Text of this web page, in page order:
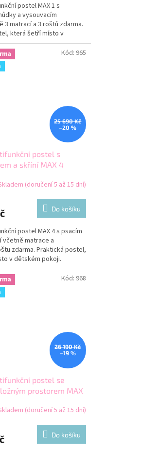
postel MAX 1 s
a vysouvacím
3 matrací a 3 roštů zdarma.
která šetří místo v
25 690 Kč
–20 %
postel s
a skříní MAX 4
(doručení 5 až 15 dní)
Do košíku
postel MAX 4 s psacím
včetně matrace a
zdarma. Praktická postel,
v dětském pokoji.
Kód: 965
26 190 Kč
–19 %
postel se
prostorem MAX
(doručení 5 až 15 dní)
Do košíku
Kód: 968